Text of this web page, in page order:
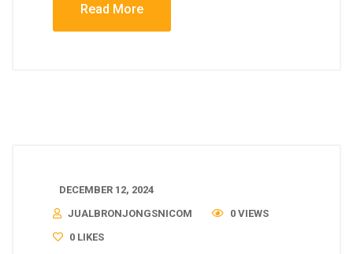
Read More
DECEMBER 12, 2024
JUALBRONJONGSNICOM
0 VIEWS
0 LIKES